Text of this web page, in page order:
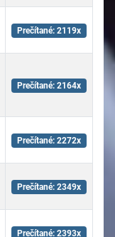
Prečítané: 2119x
Prečítané: 2164x
Prečítané: 2272x
Prečítané: 2349x
Prečítané: 2393x